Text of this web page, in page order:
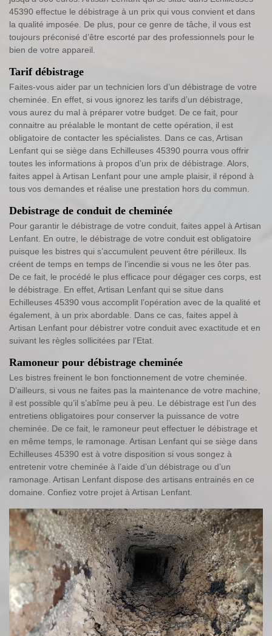
45390 effectue le débistrage à un prix qui vous convient et dans
la qualité imposée. De plus, pour ce genre de tâche, il vous est
toujours préconisé d’être escorté par des professionnels pour le
bien de votre appareil.
Tarif débistrage
Faites-vous aider par un technicien lors d’un débistrage de votre
cheminée. En effet, si vous ignorez les tarifs d’un débistrage,
vous aurez du mal à préparer votre budget. De ce fait, pour
connaitre au préalable le montant de cette opération, il est
obligatoire de contacter les spécialistes. Dans ce cas, Artisan
Lenfant qui se siège dans Echilleuses 45390 pourra vous offrir
toutes les informations à propos d’un prix de débistrage. Alors,
faites appel à Artisan Lenfant pour une ample plaisir, il répond à
tous vos demandes et réalise une prestation hors du commun.
Debistrage de conduit de cheminée
Pour garantir le débistrage de votre conduit, faites appel à Artisan
Lenfant. En outre, le débistrage de votre conduit est obligatoire
puisque les bistres qui s’accumulent peuvent être périlleux. Ils
créent de temps en temps de l’incendie si vous ne les ôter pas.
De ce fait, le procédé le plus efficace pour dégager ces corps, est
le débistrage. En effet, Artisan Lenfant qui se situe dans
Echilleuses 45390 vous accomplit l’opération avec de la qualité et
également, à un prix abordable. Dans ce cas, faites appel à
Artisan Lenfant pour débistrer votre conduit avec exactitude et en
suivant les règles sollicitées par l’Etat.
Ramoneur pour débistrage cheminée
Les bistres freinent le bon fonctionnement de votre cheminée.
D’ailleurs, si vous ne faites pas la maintenance de votre machine,
il est possible qu’il s’abîme peu à peu. Le débistrage est l’un des
entretiens obligatoires pour conserver la puissance de votre
cheminée. De ce fait, le ramoneur peut effectuer le débistrage et
en même temps, le ramonage. Artisan Lenfant qui se siège dans
Echilleuses 45390 est à votre disposition si vous songez à
entretenir votre cheminée à l’aide d’un débistrage ou d’un
ramonage. Artisan Lenfant dispose des artisans entrainés en ce
domaine. Confiez votre projet à Artisan Lenfant.